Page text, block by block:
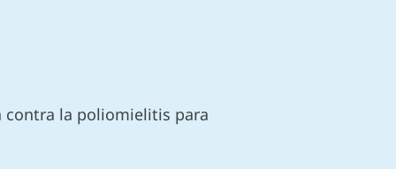
contra la poliomielitis para